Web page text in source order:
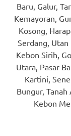
rolex.
Discover
More
Here
Baru, Galur,
Kemayoran,
Kosong,
Serdang, Utan
Kebon Sirih,
Utara, Pasar
Kartini,
Bungur,
Kebon